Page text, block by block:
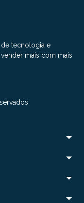
tecnologia e
mais com mais